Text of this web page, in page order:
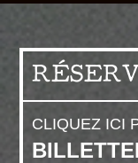
CLIQUEZ ICI